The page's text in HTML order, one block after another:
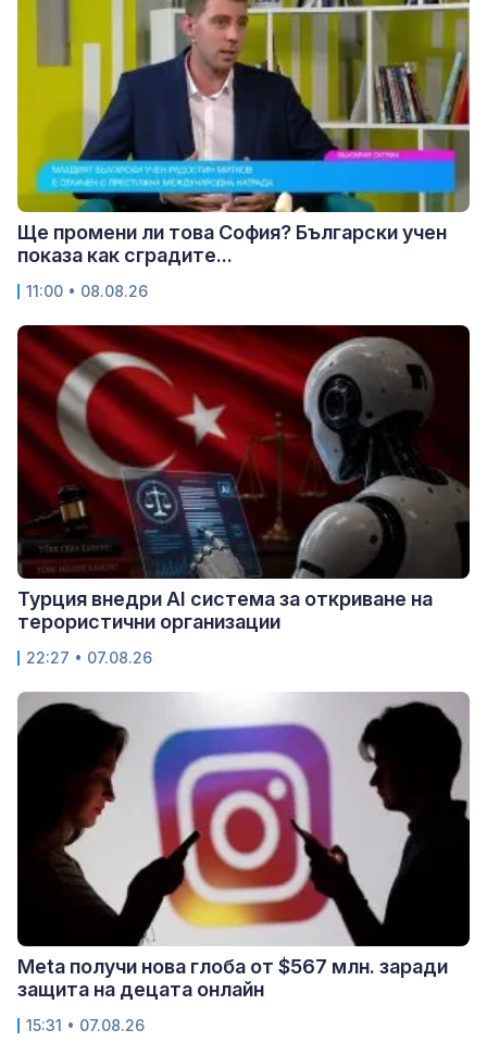
Ще промени ли това София? Български учен
показа как сградите...
11:00 • 08.08.26
Турция внедри AI система за откриване на
терористични организации
22:27 • 07.08.26
Meta получи нова глоба от $567 млн. заради
защита на децата онлайн
15:31 • 07.08.26